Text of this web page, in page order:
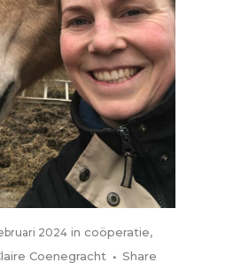
2024 in coöperatie,
Coenegracht Share